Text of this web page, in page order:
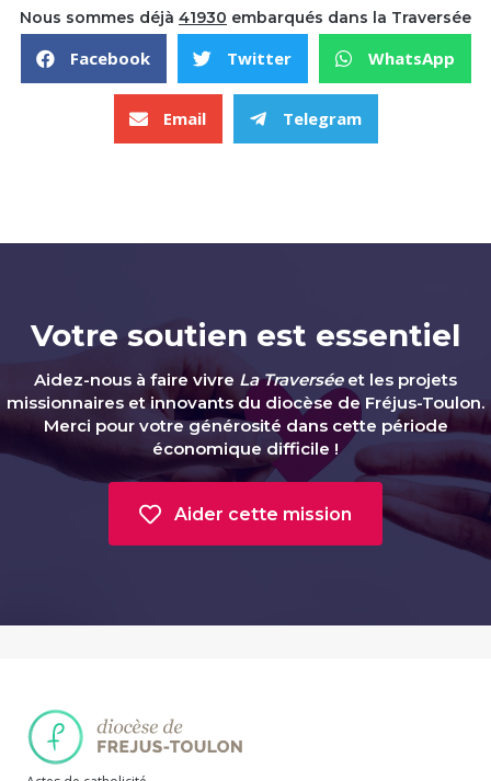
Nous sommes déjà 41930 embarqués dans la Traversée
Facebook Twitter WhatsApp
Email Telegram
Votre soutien est essentiel
Aidez-nous à faire vivre La Traverséeet les projets
missionnaires et innovants du diocèse de Fréjus-Toulon.
Merci pour votre générosité dans cette période
économique difficile !
Aider cette mission
Les vertus cardinales
Le schéma de l'être humain
LA FORCE
LA PRUDENCE